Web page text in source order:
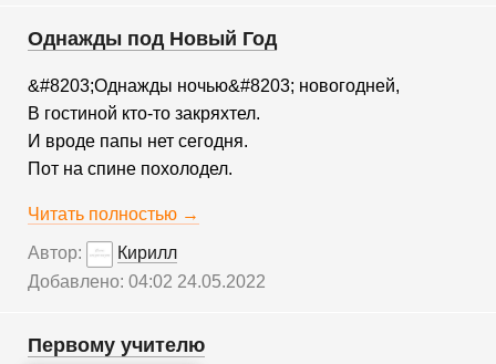
Однажды под Новый Год
&#8203;Однажды ночью&#8203; новогодней,
В гостиной кто-то закряхтел.
И вроде папы нет сегодня.
Пот на спине похолодел.
Читать полностью →
Автор:
Кирилл
Добавлено: 04:02 24.05.2022
Первому учителю